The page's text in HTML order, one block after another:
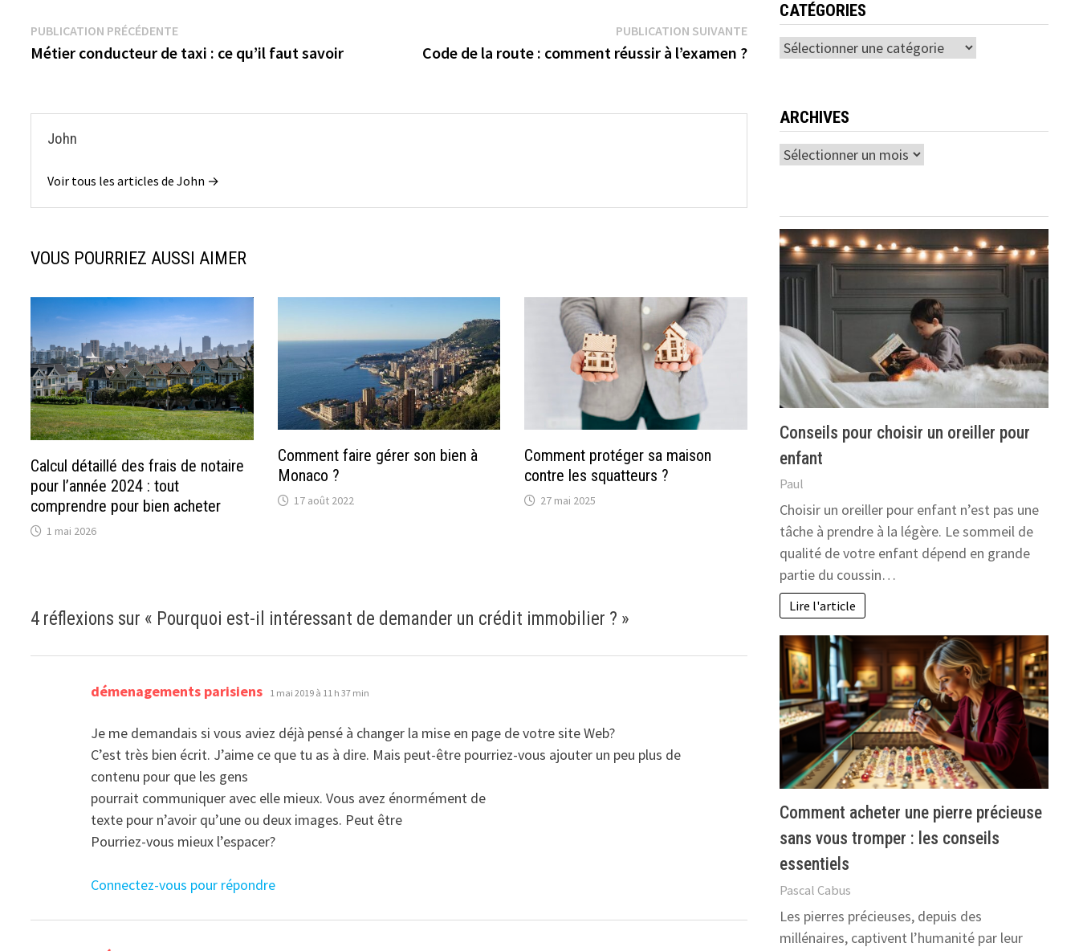
Navigation
de
PUBLICATION PRÉCÉDENTEPublication
précédente :
Métier conducteur de taxi : ce qu’il faut savoir
PUBLICATION SUIVANTEPublication
suivante :
Code de la route : comment réussir à l’examen ?
John
Voir tous les articles de John →
VOUS POURRIEZ AUSSI AIMER
Calcul détaillé des frais de notaire
pour l’année 2024 : tout
comprendre pour bien acheter
1 mai 2026
Comment faire gérer son bien à
Monaco ?
17 août 2022
Comment protéger sa maison
contre les squatteurs ?
27 mai 2025
4 réflexions sur « Pourquoi est-il intéressant de demander un crédit immobilier ? »
démenagements parisiens dit :
1 mai 2019 à 11 h 37 min
Je me demandais si vous aviez déjà pensé à changer la mise en page de votre site Web?
C’est très bien écrit. J’aime ce que tu as à dire. Mais peut-être pourriez-vous ajouter un peu plus de
contenu pour que les gens
pourrait communiquer avec elle mieux. Vous avez énormément de
texte pour n’avoir qu’une ou deux images. Peut être
Pourriez-vous mieux l’espacer?
Connectez-vous pour répondre
CATÉGORIES
Catégories
ARCHIVES
Archives
Conseils pour choisir un oreiller pour
enfant
Paul
Choisir un oreiller pour enfant n’est pas une
tâche à prendre à la légère. Le sommeil de
qualité de votre enfant dépend en grande
partie du coussin…
Lire l'article
Comment acheter une pierre précieuse
sans vous tromper : les conseils
essentiels
Pascal Cabus
Les pierres précieuses, depuis des
millénaires, captivent l’humanité par leur